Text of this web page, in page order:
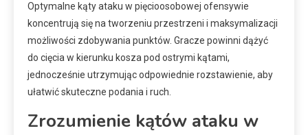
Optymalne kąty ataku w pięcioosobowej ofensywie
koncentrują się na tworzeniu przestrzeni i maksymalizacji
możliwości zdobywania punktów. Gracze powinni dążyć
do cięcia w kierunku kosza pod ostrymi kątami,
jednocześnie utrzymując odpowiednie rozstawienie, aby
ułatwić skuteczne podania i ruch.
Zrozumienie kątów ataku w